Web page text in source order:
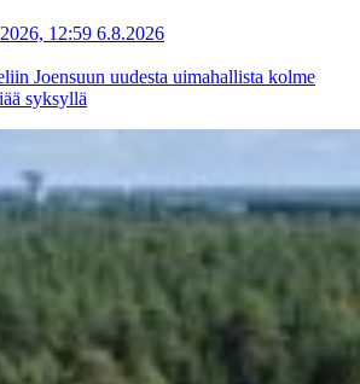
12:59 6.8.2026
Joensuun uudesta uimahallista kolme
syksyllä